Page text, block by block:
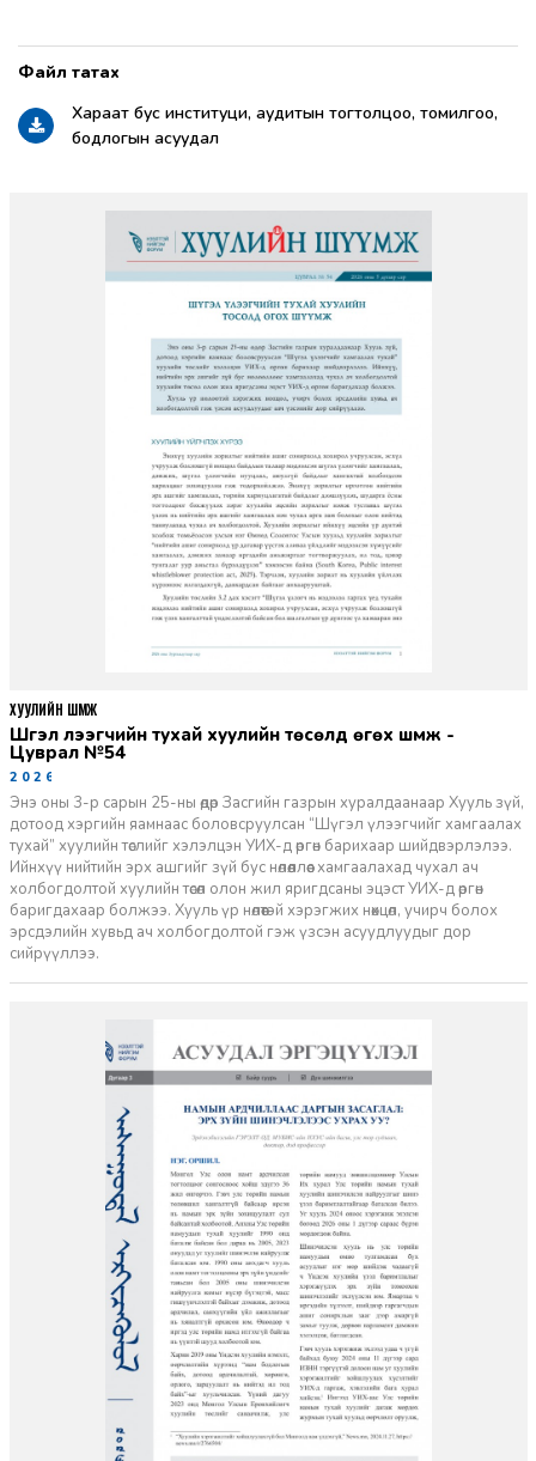
Хараат бус институци, аудитын тогтолцоо, томилгоо,
бодлогын асуудал
Шүгэл үлээгчийн тухай хуулийн төсөлд өгөх шүүмж -
Цуврал №54
2026-07-27
Энэ оны 3-р сарын 25-ны өдөр Засгийн газрын хуралдаанаар Хууль зүй,
дотоод хэргийн яамнаас боловсруулсан “Шүгэл үлээгчийг хамгаалах
тухай” хуулийн төслийг хэлэлцэн УИХ-д өргөн барихаар шийдвэрлэлээ.
Ийнхүү нийтийн эрх ашгийг зүй бус нөлөөллөөс хамгаалахад чухал ач
холбогдолтой хуулийн төсөл олон жил яригдсаны эцэст УИХ-д өргөн
баригдахаар болжээ. Хууль үр нөлөөтэй хэрэгжих нөхцөл, учирч болох
эрсдэлийн хувьд ач холбогдолтой гэж үзсэн асуудлуудыг дор
сийрүүллээ.
ХУУЛИЙН ШҮҮМЖ